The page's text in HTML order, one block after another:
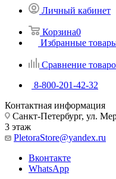
Личный кабинет
Корзина0
Избранные
Сравнение
8-800-201-42-32
Контактная информация
Санкт-Петербург, ул.
3 этаж
PletoraStore@yandex.ru
Вконтакте
WhatsApp